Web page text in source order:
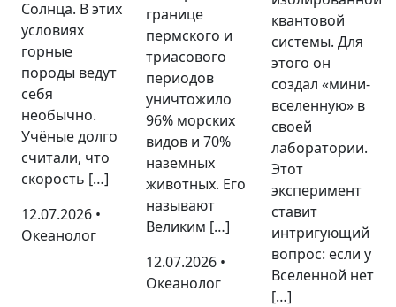
Солнца. В этих
условиях
горные
породы ведут
себя
необычно.
Учёные долго
считали, что
скорость […]
12.07.2026 •
Океанолог
границе
пермского и
триасового
периодов
уничтожило
96% морских
видов и 70%
наземных
животных. Его
называют
Великим […]
12.07.2026 •
Океанолог
квантовой
системы. Для
этого он
создал «мини-
вселенную» в
своей
лаборатории.
Этот
эксперимент
ставит
интригующий
вопрос: если у
Вселенной нет
[…]